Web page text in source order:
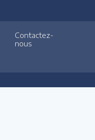
Contactez-
nous